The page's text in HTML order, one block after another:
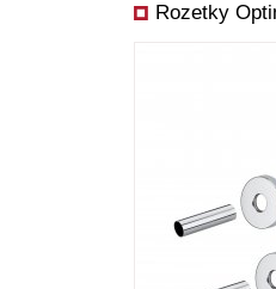
Rozetky